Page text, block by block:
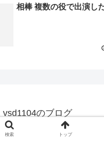
相棒 複数の役で出演し
vsd1104のブログ
© 2019 vsd1104のブログ.
検索 トップ